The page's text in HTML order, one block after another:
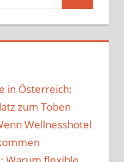
in Österreich:
zum Toben
Wellnesshotel